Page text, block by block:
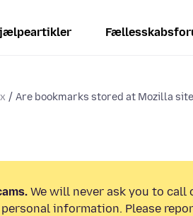
Are bookmarks stored at Mozilla
We will never ask you to call
information. Please